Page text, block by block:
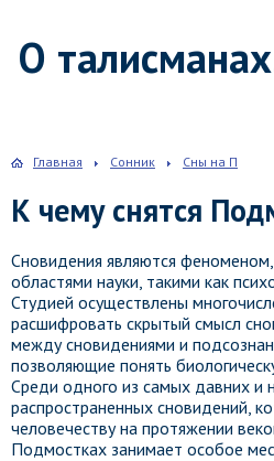
О
Главная Сонник Сны на П
К чему снятся
Сновидения являются
областями науки, такими как
Студией осуществлены
расшифровать скрытый смысл
между сновидениями и
позволяющие понять
Среди одного из самых давних и
распространенных сновидений,
человечеству на протяжении
Подмостках занимает особое